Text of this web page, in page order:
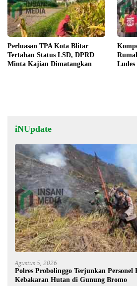
Perluasan TPA Kota Blitar
Tertahan Status LSD, DPRD
Minta Kajian Dimatangkan
iNUpdate
Agustus 5, 2026
Polres Probolinggo Terjunkan Personel
Kebakaran Hutan di Gunung Bromo